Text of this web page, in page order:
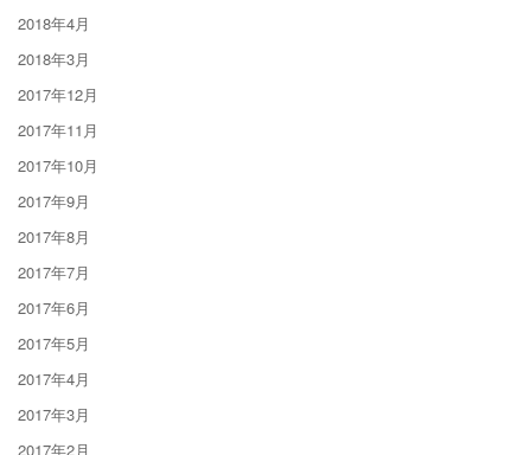
2018年4月
2018年3月
2017年12月
2017年11月
2017年10月
2017年9月
2017年8月
2017年7月
2017年6月
2017年5月
2017年4月
2017年3月
2017年2月